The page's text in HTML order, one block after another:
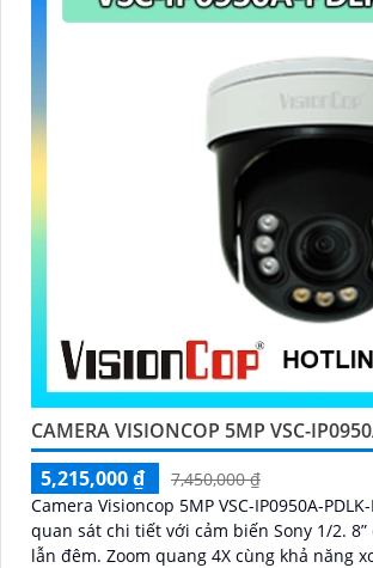
CAMERA VISIONCOP 5MP VSC-
5,215,000 ₫
7,450,000 ₫
Camera Visioncop 5MP VSC-IP0950A-
quan sát chi tiết với cảm biến Sony 1/2.
lẫn đêm. Zoom quang 4X cùng khả năng